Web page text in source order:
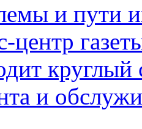
и пути
центр
и